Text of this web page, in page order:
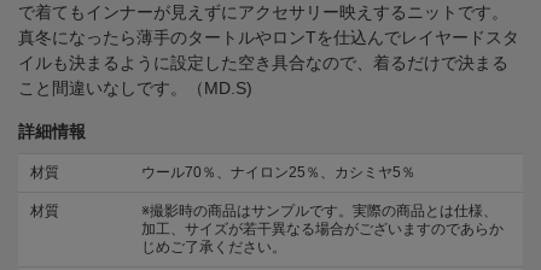
で着てもインナーが見えずにアクセサリー映えするニットです。
真冬になったら薄手のタートルやロンTを仕込んでレイヤードスタ
イルも決まるように設定した空き具合なので、着るだけで決まる
こと間違いなしです。（MD.S)
詳細情報
材質 ウール70％、ナイロン25％、カシミヤ5％
材質
※撮影時の商品はサンプルです。実際の商品とは仕様、
加工、サイズが若干異なる場合がございますのであらか
じめご了承ください。